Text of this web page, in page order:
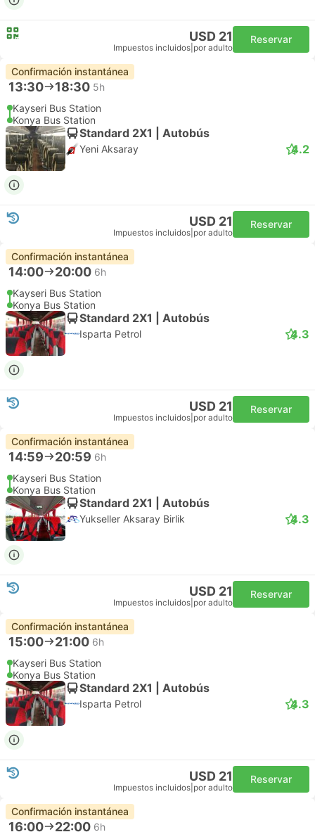
USD 21
Impuestos incluidos por adulto
Reservar
Confirmación instantánea
13:30 18:30 5h
Kayseri Bus Station
Konya Bus Station
Standard 2X1 | Autobús
Yeni Aksaray 4.2
USD 21
Impuestos incluidos por adulto
Reservar
Confirmación instantánea
14:00 20:00 6h
Kayseri Bus Station
Konya Bus Station
Standard 2X1 | Autobús
Isparta Petrol 4.3
USD 21
Impuestos incluidos por adulto
Reservar
Confirmación instantánea
14:59 20:59 6h
Kayseri Bus Station
Konya Bus Station
Standard 2X1 | Autobús
Yukseller Aksaray Birlik 4.3
USD 21
Impuestos incluidos por adulto
Reservar
Confirmación instantánea
15:00 21:00 6h
Kayseri Bus Station
Konya Bus Station
Standard 2X1 | Autobús
Isparta Petrol 4.3
USD 21
Impuestos incluidos por adulto
Reservar
Confirmación instantánea
16:00 22:00 6h